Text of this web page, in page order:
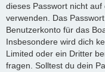
dieses Passwort nicht
verwenden. Das
Benutzerkonto für das
Insbesondere wird dich
Limited oder ein Dritter
fragen. Solltest du dein